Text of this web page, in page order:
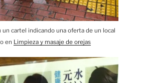
cartel indicando una oferta de un local
en Limpieza y masaje de orejas